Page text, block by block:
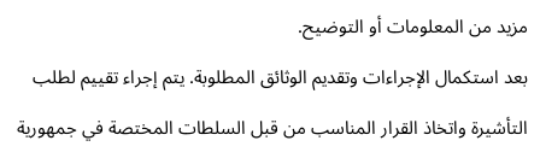
من المعلومات أو التوضيح.
استكمال الإجراءات وتقديم الوثائق المطلوبة. يتم إجراء تقييم لطلب
واتخاذ القرار المناسب من قبل السلطات المختصة في جمهورية